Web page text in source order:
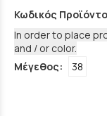
Κωδικός
In order to place
and / or color.
Μέγεθος:
38